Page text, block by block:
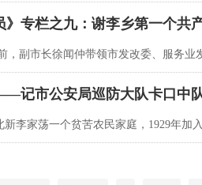
》专栏之九：谢李乡第一个共
副市长徐闻仲带领市发改委、服务业
记市公安局巡防大队卡口中
李家荡一个贫苦农民家庭，1929年加